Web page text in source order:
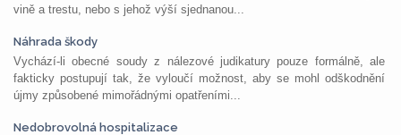
vině a trestu, nebo s jehož výší sjednanou...
Náhrada škody
Vychází-li obecné soudy z nálezové judikatury pouze formálně, ale
fakticky postupují tak, že vyloučí možnost, aby se mohl odškodnění
újmy způsobené mimořádnými opatřeními...
Nedobrovolná hospitalizace